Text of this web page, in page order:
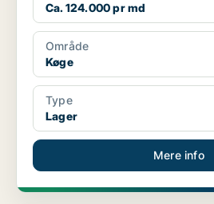
Ca. 124.000 pr md
Område
Køge
Type
Lager
Mere info